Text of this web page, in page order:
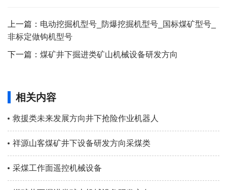
上一篇： 电动挖掘机型号_防爆挖掘机型号_国标煤矿型号_
非标定做钩机型号
下一篇： 煤矿井下掘进类矿山机械设备研发方向
相关内容
救援类未来发展方向井下抢险作业机器人
祥源山客煤矿井下设备研发方向采煤类
采煤工作面遥控机械设备